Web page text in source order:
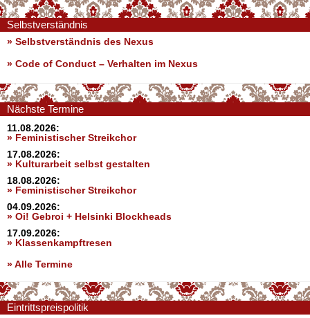
Selbstverständnis
» Selbstverständnis des Nexus
» Code of Conduct – Verhalten im Nexus
Nächste Termine
11.08.2026:
» Feministischer Streikchor
17.08.2026:
» Kulturarbeit selbst gestalten
18.08.2026:
» Feministischer Streikchor
04.09.2026:
» Oi! Gebroi + Helsinki Blockheads
17.09.2026:
» Klassenkampftresen
» Alle Termine
Eintrittspreispolitik